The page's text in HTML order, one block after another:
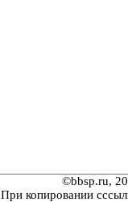
©bbsp.ru,
При копировании